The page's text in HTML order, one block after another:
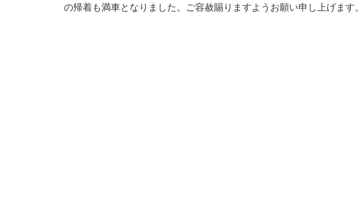
の帰着も満車となりました。ご容赦賜りますようお願い申し上げます。